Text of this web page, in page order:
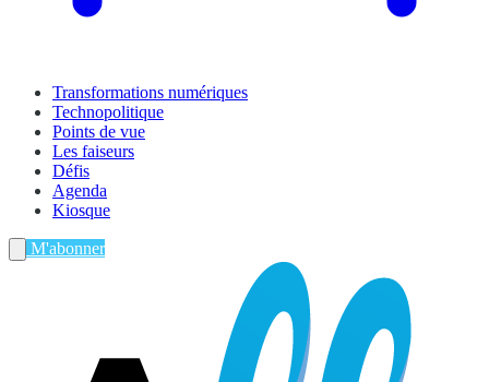
Transformations numériques
Technopolitique
Points de vue
Les faiseurs
Défis
Agenda
Kiosque
M'abonner